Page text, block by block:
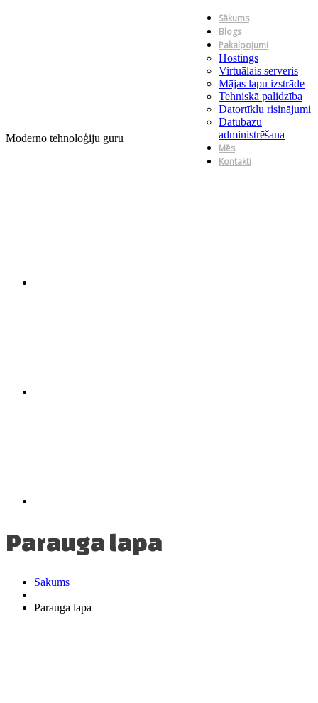
Moderno tehnoloģiju guru
Sākums
Blogs
Pakalpojumi
Hostings
Virtuālais serveris
Mājas lapu izstrāde
Tehniskā palidzība
Datortīklu risinājumi
Datubāzu
administrēšana
Mēs
Kontakti
Parauga lapa
Sākums
Parauga lapa